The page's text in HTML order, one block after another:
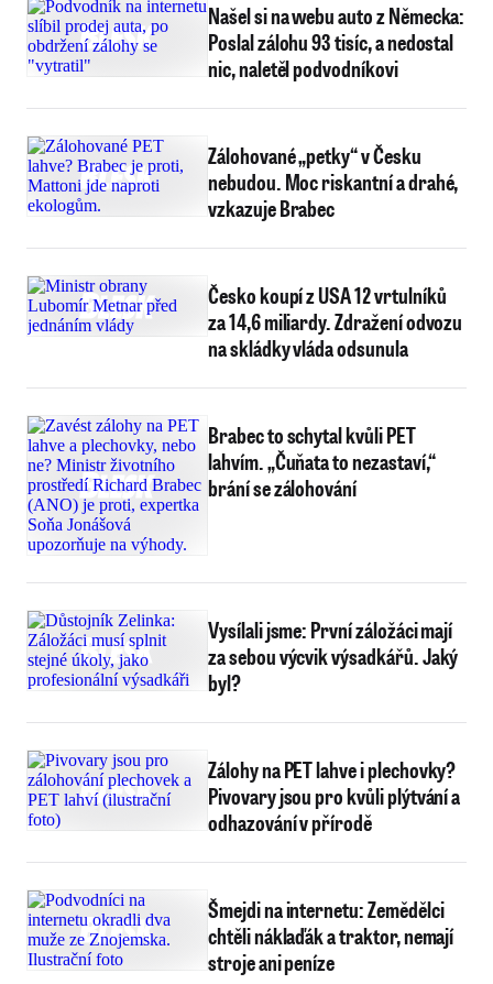
Našel si na webu auto z Německa:
Poslal zálohu 93 tisíc, a nedostal
nic, naletěl podvodníkovi
Zálohované „petky“ v Česku
nebudou. Moc riskantní a drahé,
vzkazuje Brabec
Česko koupí z USA 12 vrtulníků
za 14,6 miliardy. Zdražení odvozu
na skládky vláda odsunula
Brabec to schytal kvůli PET
lahvím. „Čuňata to nezastaví,“
brání se zálohování
Vysílali jsme: První záložáci mají
za sebou výcvik výsadkářů. Jaký
byl?
Zálohy na PET lahve i plechovky?
Pivovary jsou pro kvůli plýtvání a
odhazování v přírodě
Šmejdi na internetu: Zemědělci
chtěli náklaďák a traktor, nemají
stroje ani peníze